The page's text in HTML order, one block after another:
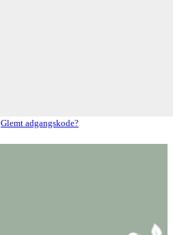
Glemt adgangskode?